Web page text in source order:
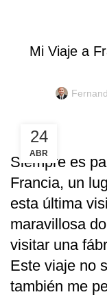
Mi Viaje a
24
ABR
Siempre es
Francia, un
esta última
maravillosa
visitar una
Este viaje no
también me